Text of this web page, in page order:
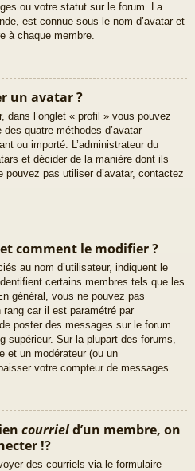
ou votre statut sur le forum. La
est connue sous le nom d’avatar et
à chaque membre.
un avatar ?
dans l’onglet « profil » vous pouvez
quatre méthodes d’avatar
ou importé. L’administrateur du
et décider de la manière dont ils
pas utiliser d’avatar, contactez
comment le modifier ?
au nom d’utilisateur, indiquent le
certains membres tels que les
général, vous ne pouvez pas
rang car il est paramétré par
poster des messages sur le forum
supérieur. Sur la plupart des forums,
et un modérateur (ou un
votre compteur de messages.
courrield’un membre, on
!?
des courriels via le formulaire